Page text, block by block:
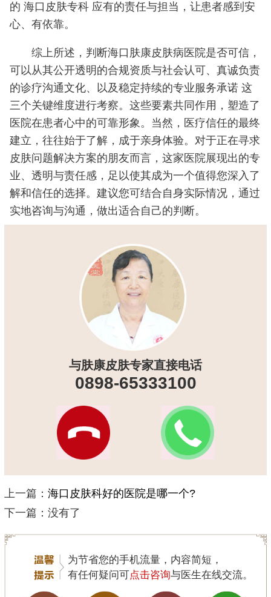
的 海口皮肤专科 应有的责任与担当，让患者感到安
心、有依靠。
综上所述，判断海口肤康皮肤病医院是否可信，
可以从其公开透明的合规资质与社会认可、真诚负责
的诊疗沟通文化、以及稳定持续的专业服务承诺 这
三个关键维度进行考察。这些要素共同作用，塑造了
医院在患者心中的可靠形象。当然，医疗信任的最终
建立，往往始于了解，成于亲身体验。对于正在寻求
皮肤问题解决方案的朋友而言，这家医院展现出的专
业、透明与责任感，足以使其成为一个值得您深入了
解和信任的选择。建议您可结合自身实际情况，通过
实地咨询与沟通，做出适合自己的判断。
与肤康皮肤专家直接电话
0898-65333100
上一篇： 海口皮肤科好的医院是哪一个?
下一篇：没有了
为节省您的手机流量，内容简短，
有任何疑问可点击咨询与医生在线交流。